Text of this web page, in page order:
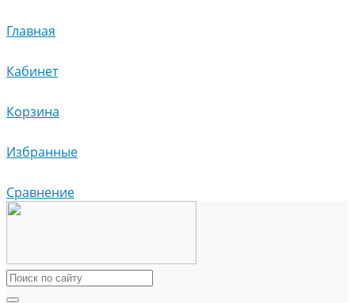
Главная
Кабинет
Корзина
Избранные
Сравнение